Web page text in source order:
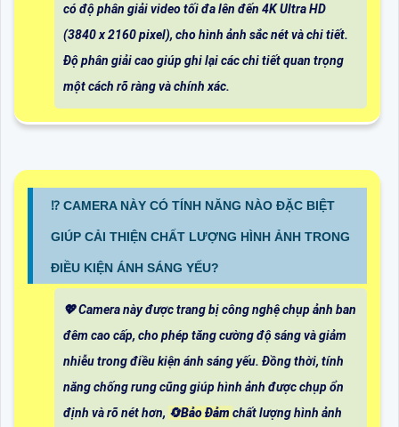
có độ phân giải video tối đa lên đến 4K Ultra HD
(3840 x 2160 pixel), cho hình ảnh sắc nét và chi tiết.
Độ phân giải cao giúp ghi lại các chi tiết quan trọng
một cách rõ ràng và chính xác.
⁉️ CAMERA NÀY CÓ TÍNH NĂNG NÀO ĐẶC BIỆT
GIÚP CẢI THIỆN CHẤT LƯỢNG HÌNH ẢNH TRONG
ĐIỀU KIỆN ÁNH SÁNG YẾU?
💖 Camera này được trang bị công nghệ chụp ảnh ban
đêm cao cấp, cho phép tăng cường độ sáng và giảm
nhiễu trong điều kiện ánh sáng yếu. Đồng thời, tính
năng chống rung cũng giúp hình ảnh được chụp ổn
định và rõ nét hơn, 🔄Bảo Đảm chất lượng hình ảnh